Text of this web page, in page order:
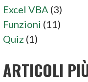
Excel VBA (3)
Funzioni (11)
Quiz (1)
ARTICOLI